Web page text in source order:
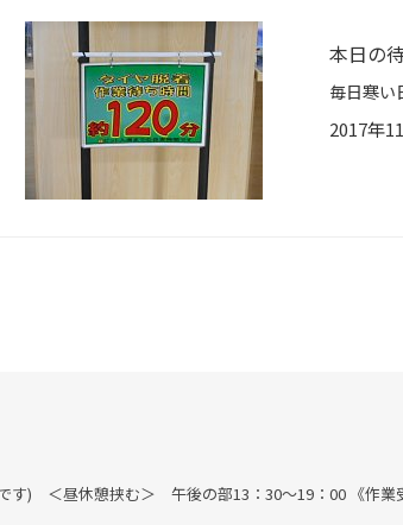
本日の
2017年
す) ＜昼休憩挟む＞ 午後の部13：30～19：00 《作